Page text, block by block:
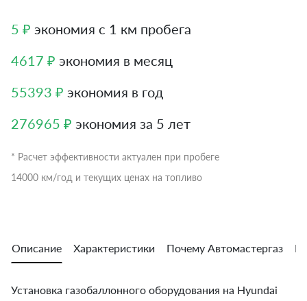
5 ₽ экономия с 1 км пробега
4617 ₽ экономия в месяц
55393 ₽ экономия в год
276965 ₽ экономия за 5 лет
* Расчет эффективности актуален при пробеге
14000 км/год и текущих ценах на топливо
Описание Характеристики Почему Автомастергаз
Установка газобаллонного оборудования на Hyundai